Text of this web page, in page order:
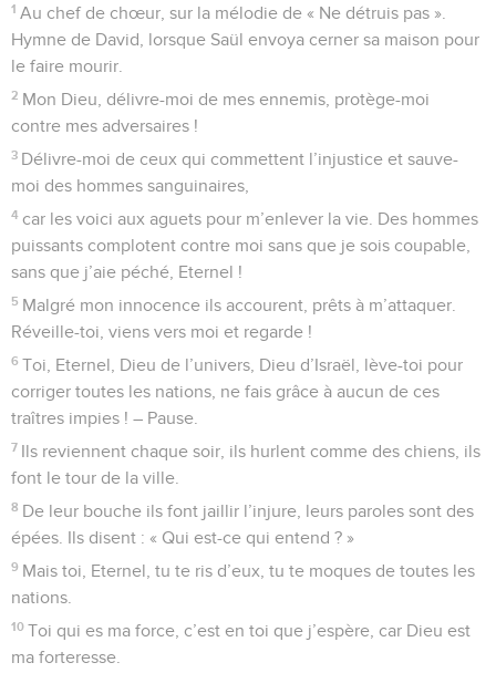
1 Au chef de chœur, sur la mélodie de « Ne détruis pas ».
Hymne de David, lorsque Saül envoya cerner sa maison pour
le faire mourir.
2 Mon Dieu, délivre-moi de mes ennemis, protège-moi
contre mes adversaires !
3 Délivre-moi de ceux qui commettent l’injustice et sauve-
moi des hommes sanguinaires,
4 car les voici aux aguets pour m’enlever la vie. Des hommes
puissants complotent contre moi sans que je sois coupable,
sans que j’aie péché, Eternel !
5 Malgré mon innocence ils accourent, prêts à m’attaquer.
Réveille-toi, viens vers moi et regarde !
6 Toi, Eternel, Dieu de l’univers, Dieu d’Israël, lève-toi pour
corriger toutes les nations, ne fais grâce à aucun de ces
traîtres impies ! – Pause.
7 Ils reviennent chaque soir, ils hurlent comme des chiens, ils
font le tour de la ville.
8 De leur bouche ils font jaillir l’injure, leurs paroles sont des
épées. Ils disent : « Qui est-ce qui entend ? »
9 Mais toi, Eternel, tu te ris d’eux, tu te moques de toutes les
nations.
10 Toi qui es ma force, c’est en toi que j’espère, car Dieu est
ma forteresse.